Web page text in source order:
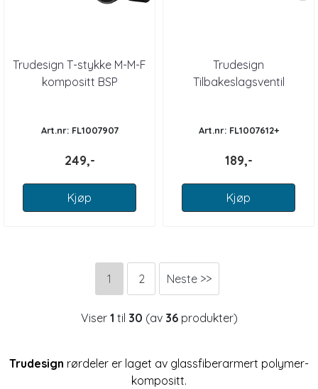
Trudesign T-stykke M-M-F
kompositt BSP
Art.nr: FL1007907
249,-
Kjøp
Trudesign
Tilbakeslagsventil
Art.nr: FL1007612+
189,-
Kjøp
1 2 Neste >>
Viser 1 til 30 (av 36produkter)
Trudesign rørdeler er laget av glassfiberarmert polymer-
kompositt.